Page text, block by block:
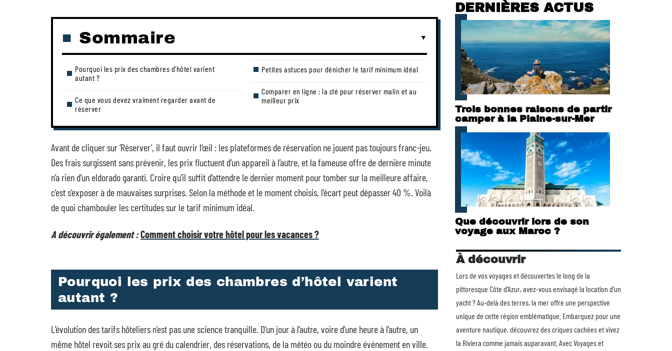
Sommaire
Pourquoi les prix des chambres d’hôtel varient
autant ?
Ce que vous devez vraiment regarder avant de
réserver
Petites astuces pour dénicher le tarif minimum idéal
Comparer en ligne : la clé pour réserver malin et au
meilleur prix
Avant de cliquer sur ‘Réserver’, il faut ouvrir l’œil : les plateformes de réservation ne jouent pas toujours franc-jeu.
Des frais surgissent sans prévenir, les prix fluctuent d’un appareil à l’autre, et la fameuse offre de dernière minute
n’a rien d’un eldorado garanti. Croire qu’il suffit d’attendre le dernier moment pour tomber sur la meilleure affaire,
c’est s’exposer à de mauvaises surprises. Selon la méthode et le moment choisis, l’écart peut dépasser 40 %. Voilà
de quoi chambouler les certitudes sur le tarif minimum idéal.
A découvrir également :Comment choisir votre hôtel pour les vacances ?
Pourquoi les prix des chambres d’hôtel varient
autant ?
L’évolution des tarifs hôteliers n’est pas une science tranquille. D’un jour à l’autre, voire d’une heure à l’autre, un
même hôtel revoit ses prix au gré du calendrier, des réservations, de la météo ou du moindre événement en ville.
DERNIÈRES ACTUS
Trois bonnes raisons de partir
camper à la Plaine-sur-Mer
Que découvrir lors de son
voyage aux Maroc ?
À découvrir
Lors de vos voyages et découvertes le long de la
pittoresque Côte d'Azur, avez-vous envisagé la location d'un
yacht? Au-delà des terres, la mer offre une perspective
unique de cette région emblématique. Embarquez pour une
aventure nautique, découvrez des criques cachées et vivez
la Riviera comme jamais auparavant. Avec Voyages et